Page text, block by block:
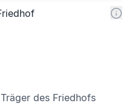
des Friedhofs